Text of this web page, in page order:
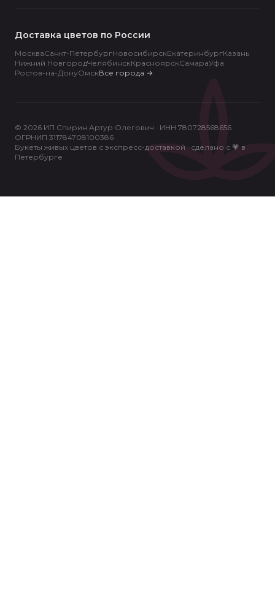
Доставка цветов по России
МоскваСанкт-ПетербургНовосибирскЕкатеринбургКазань
Нижний НовгородЧелябинскКрасноярскСамараУфа
Ростов-на-ДонуОмскВсе города →
© 2026 ИП Спирин Артур Олегович · ИНН 780728568656 ·
ОГРНИП 311784708100386
Букеты живых цветов с экспресс-доставкой · сделано с 💗 в
Петербурге